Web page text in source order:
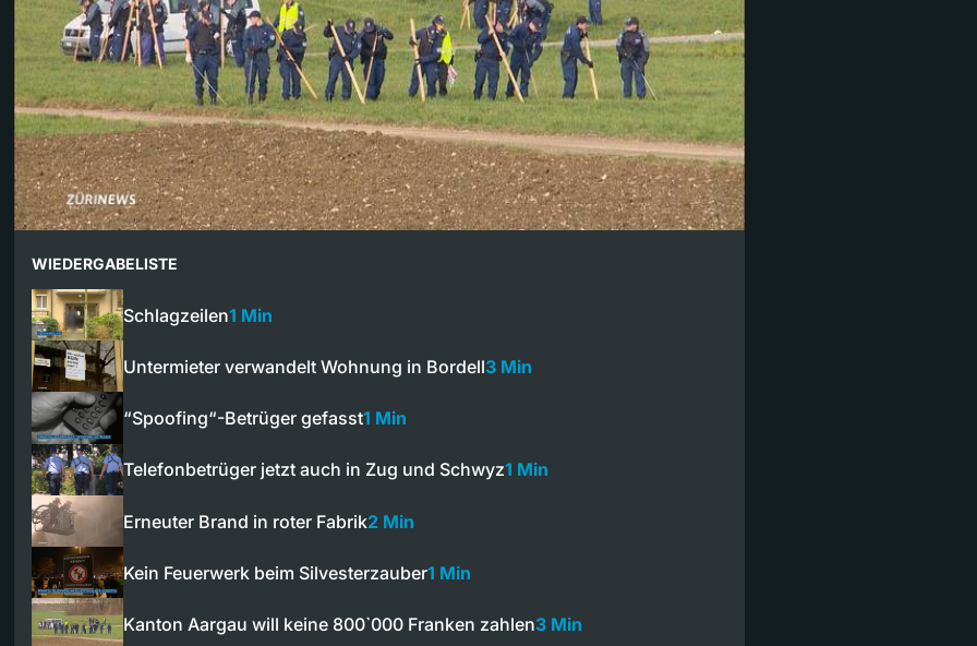
WIEDERGABELISTE
Schlagzeilen1 Min
Untermieter verwandelt Wohnung in Bordell3 Min
“Spoofing“-Betrüger gefasst1 Min
Telefonbetrüger jetzt auch in Zug und Schwyz1 Min
Erneuter Brand in roter Fabrik2 Min
Kein Feuerwerk beim Silvesterzauber1 Min
Kanton Aargau will keine 800`000 Franken zahlen3 Min